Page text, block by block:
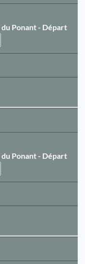
Ponant - Départ
Ponant - Départ